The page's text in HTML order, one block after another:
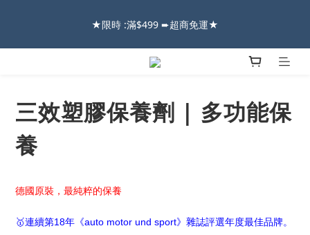
看鍍膜攻略✔ )
看鍍膜攻略✔ )
★限時 :滿$499 ➨超商免運★
2026車友推薦新車鍍膜１００% 成功的秘訣，全靠這組😎　 ( 查
三效塑膠保養劑 | 多功能保
養
德國原裝，最純粹的保養
🥇連續第18年《auto motor und sport》雜誌評選年度最佳品牌。